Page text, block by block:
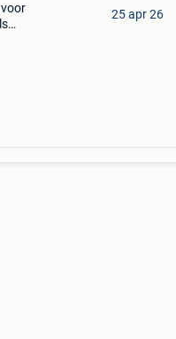
25 apr 26